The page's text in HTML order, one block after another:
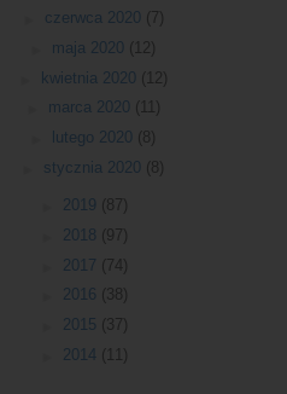
czerwca 2020 (7)
maja 2020 (12)
kwietnia 2020 (12)
marca 2020 (11)
lutego 2020 (8)
stycznia 2020 (8)
2019 (87)
2018 (97)
2017 (74)
2016 (38)
2015 (37)
2014 (11)